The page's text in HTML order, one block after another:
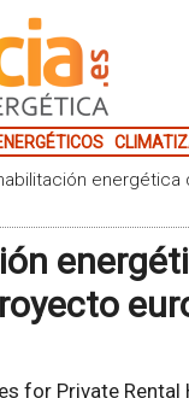
energética
for Private Rental